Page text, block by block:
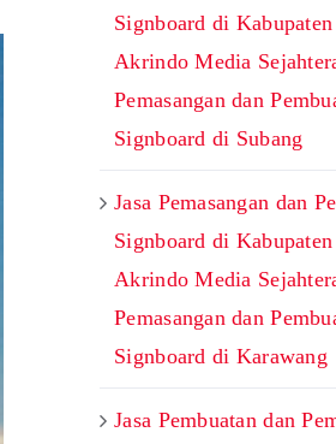
Signboard di
Akrindo Media
Pemasangan dan
Signboard di Subang
Jasa Pemasangan dan
Signboard di
Akrindo Media
Pemasangan dan
Signboard di Karawang
Jasa Pembuatan dan